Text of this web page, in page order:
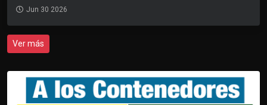
Jun 30 2026
Ver más